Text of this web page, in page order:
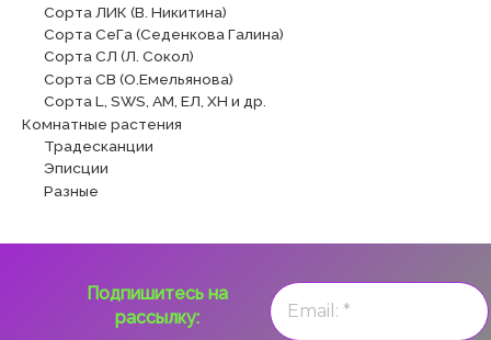
Сорта ЛИК (В. Никитина)
Сорта СеГа (Седенкова Галина)
Сорта СЛ (Л. Сокол)
Сорта СВ (О.Емельянова)
Сорта L, SWS, АМ, ЕЛ, ХН и др.
Комнатные растения
Традесканции
Эписции
Разные
Подпишитесь на
рассылку: